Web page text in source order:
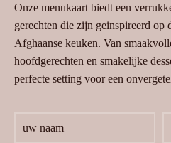
Onze menukaart biedt een
gerechten die zijn geinspireerd op
Afghaanse keuken. Van
hoofdgerechten en smakelijke
perfecte setting voor een